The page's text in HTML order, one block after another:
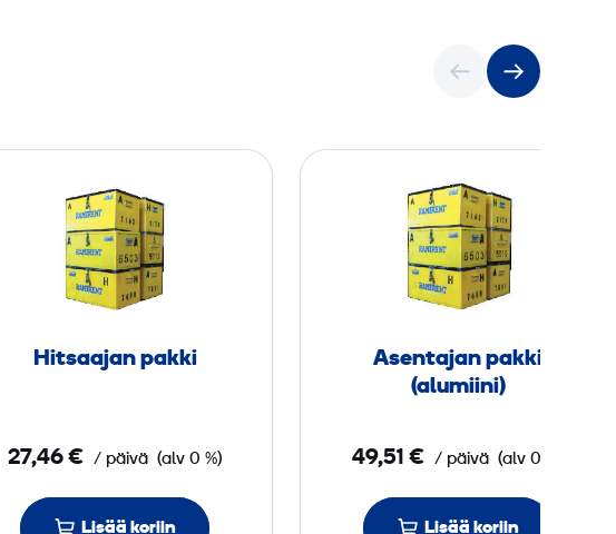
i
t
s
a
a
a
k
k
Hitsaajan pakki
27,46 € / päivä (alv 0 %)
Lisää koriin
s
e
n
a
a
k
k
Asentajan pakki
(alumiini)
49,51 € / päivä (alv 0 %)
Lisää koriin